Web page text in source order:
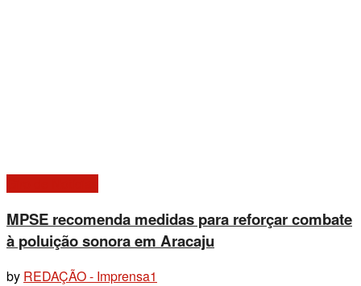
MPSE recomenda medidas para reforçar combate
à poluição sonora em Aracaju
by REDAÇÃO - Imprensa1